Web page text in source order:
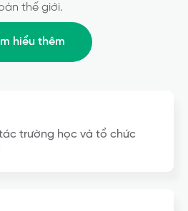
thế giới.
hiểu thêm
trường học và tổ chức